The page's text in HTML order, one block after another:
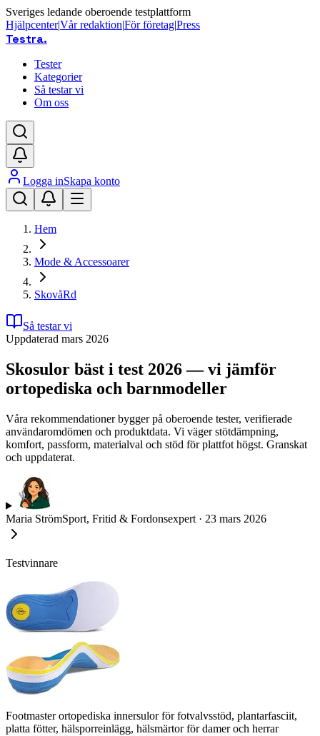
Sveriges ledande oberoende testplattform
Hjälpcenter|Vår redaktion|För företag|Press
Testra.
Tester
Kategorier
Så testar vi
Om oss
Logga inSkapa konto
Hem
Mode & Accessoarer
SkovåRd
Så testar vi
Uppdaterad mars 2026
Skosulor bäst i test 2026 — vi jämför
ortopediska och barnmodeller
Våra rekommendationer bygger på oberoende tester, verifierade
användaromdömen och produktdata. Vi väger stötdämpning,
komfort, passform, materialval och stöd för plattfot högst. Granskat
och uppdaterat.
Maria StrömSport, Fritid & Fordonsexpert · 23 mars 2026
Testvinnare
Footmaster ortopediska innersulor för fotvalvsstöd, plantarfasciit,
platta fötter, hälsporreinlägg, hälsmärtor för damer och herrar